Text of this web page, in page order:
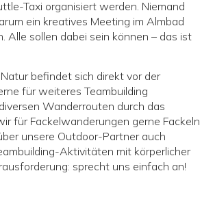
Taxi organisiert werden. Niemand
ein kreatives Meeting im Almbad
Alle sollen dabei sein können – das ist
befindet sich direkt vor der
für weiteres Teambuilding
Wanderrouten durch das
für Fackelwanderungen gerne Fackeln
unsere Outdoor-Partner auch
Aktivitäten mit körperlicher
sprecht uns einfach an!